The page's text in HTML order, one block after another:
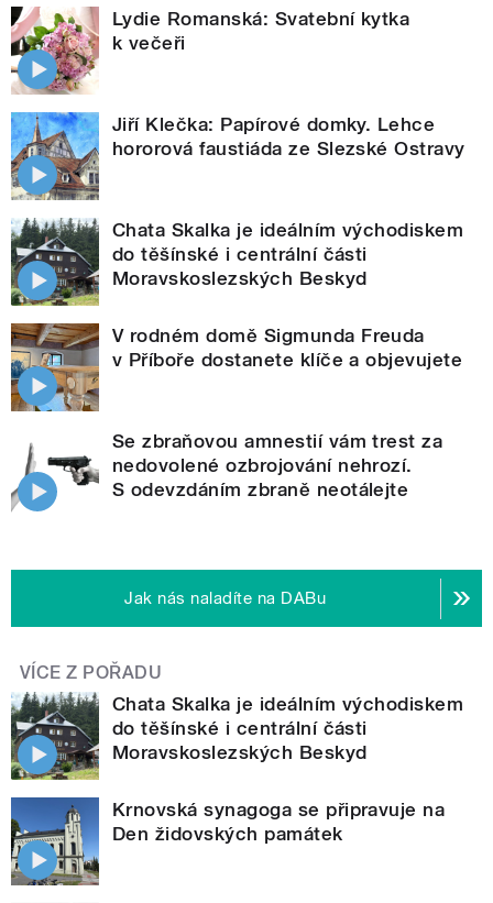
Lydie Romanská: Svatební kytka
k večeři
Jiří Klečka: Papírové domky. Lehce
hororová faustiáda ze Slezské Ostravy
Chata Skalka je ideálním východiskem
do těšínské i centrální části
Moravskoslezských Beskyd
V rodném domě Sigmunda Freuda
v Příboře dostanete klíče a objevujete
Se zbraňovou amnestií vám trest za
nedovolené ozbrojování nehrozí.
S odevzdáním zbraně neotálejte
Jak nás naladíte na DABu
VÍCE Z POŘADU
Chata Skalka je ideálním východiskem
do těšínské i centrální části
Moravskoslezských Beskyd
Krnovská synagoga se připravuje na
Den židovských památek